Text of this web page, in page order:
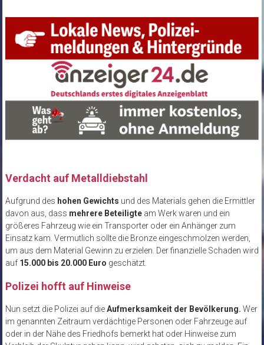
Verdacht auf Metalldiebstahl
Aufgrund des hohen Gewichts und des Materials gehen die Ermittler
davon aus, dass mehrere Beteiligteam Werk waren und ein
größeres Fahrzeug wie ein Transporter oder ein Anhänger zum
Einsatz kam. Vermutlich sollte die Bronze eingeschmolzen werden,
um aus dem Material Gewinn zu erzielen. Der finanzielle Schaden wird
auf15.000 bis 20.000 Euro geschätzt.
Polizei hofft auf Hinweise
Nun setzt die Polizei auf dieAufmerksamkeit der Bevölkerung. Wer
im genannten Zeitraum verdächtige Personen oder Fahrzeuge auf
oder in der Nähe des Friedhofs bemerkt hat oder Hinweise zum